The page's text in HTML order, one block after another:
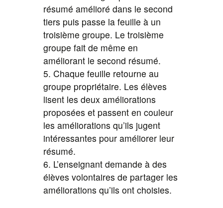
résumé amélioré dans le second
tiers puis passe la feuille à un
troisième groupe. Le troisième
groupe fait de même en
améliorant le second résumé.
5. Chaque feuille retourne au
groupe propriétaire. Les élèves
lisent les deux améliorations
proposées et passent en couleur
les améliorations qu’ils jugent
intéressantes pour améliorer leur
résumé.
6. L’enseignant demande à des
élèves volontaires de partager les
améliorations qu’ils ont choisies.